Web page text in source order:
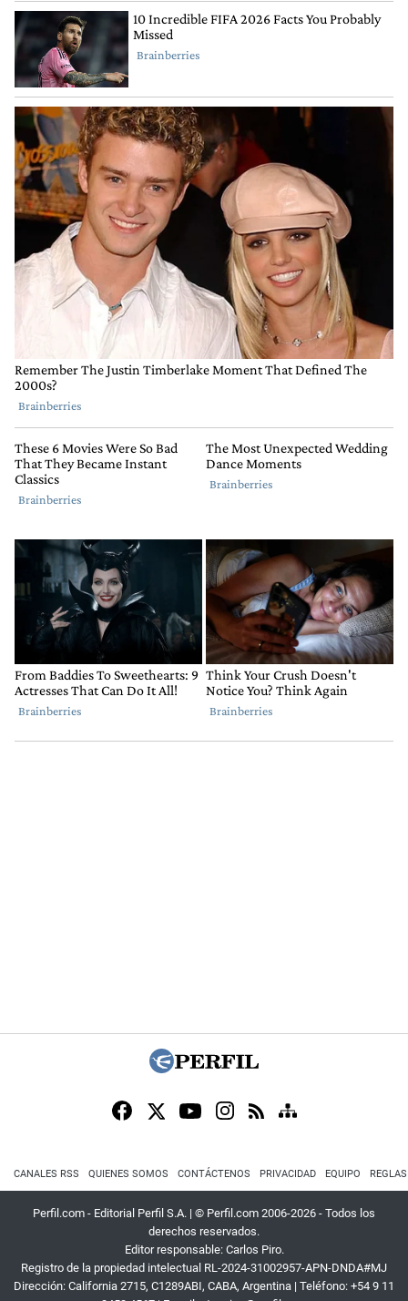
CANALES RSS QUIENES SOMOS CONTÁCTENOS PRIVACIDAD EQUIPO
Perfil.com - Editorial Perfil S.A. | © Perfil.com 2006-2026 - Todos los
derechos reservados.
Editor responsable: Carlos Piro.
Registro de la propiedad intelectual RL-2024-31002957-APN-DNDA#MJ
Dirección: California 2715, C1289ABI, CABA, Argentina | Teléfono: +54 9 11